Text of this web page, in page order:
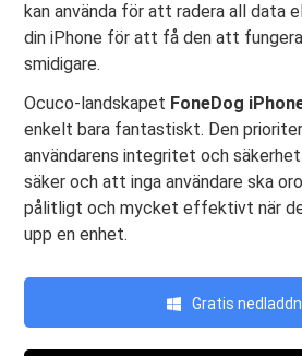
kan använda för att radera all data
din iPhone för att få den att
smidigare.
Ocuco-landskapet FoneDog
enkelt bara fantastiskt. Den
användarens integritet och
säker och att inga användare ska
pålitligt och mycket effektivt när
upp en enhet.
Gratis